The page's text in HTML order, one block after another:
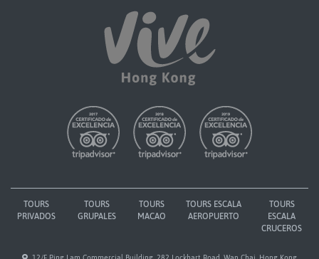
TOURS
PRIVADOS
TOURS
GRUPALES
TOURS
MACAO
TOURS ESCALA
AEROPUERTO
TOURS
ESCALA
CRUCEROS